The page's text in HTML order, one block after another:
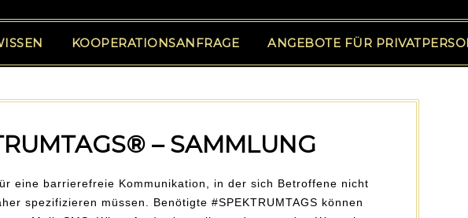
KOOPERATIONSANFRAGE ANGEBOTE FÜR
– SAMMLUNG
eine barrierefreie Kommunikation, in der sich Betroffene nicht
spezifizieren müssen. Benötigte #SPEKTRUMTAGS können